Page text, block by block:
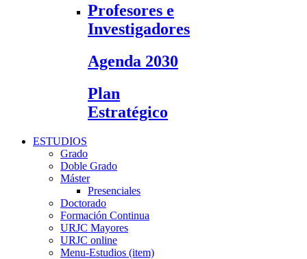
Profesores e
Investigadores
Agenda 2030
Plan
Estratégico
ESTUDIOS
Grado
Doble Grado
Máster
Presenciales
Doctorado
Formación Continua
URJC Mayores
URJC online
Menu-Estudios (item)